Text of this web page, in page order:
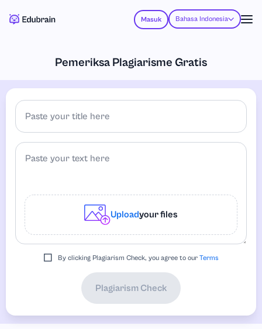
Masuk Bahasa Indonesia
Pemeriksa Plagiarisme Gratis
Uploadyour files
By clicking Plagiarism Check, you agree to our Terms
Plagiarism Check